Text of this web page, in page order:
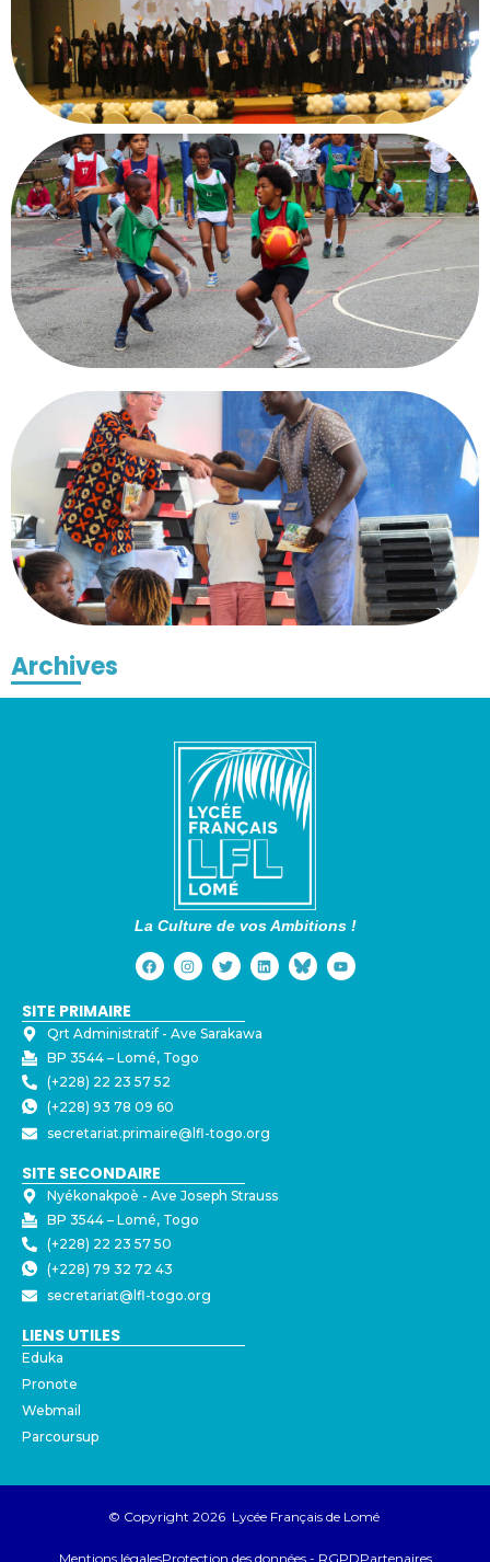
Archives
La Culture de vos Ambitions !
SITE PRIMAIRE
Qrt Administratif - ⁠Ave Sarakawa
BP 3544 – Lomé, Togo
(+228) 22 23 57 52
(+228) 93 78 09 60
secretariat.primaire@lfl-togo.org
SITE SECONDAIRE
Nyékonakpoè - ⁠Ave Joseph Strauss
BP 3544 – Lomé, Togo
(+228) 22 23 57 50
(+228) 79 32 72 43
secretariat@lfl-togo.org
LIENS UTILES
Eduka
Pronote
Webmail
Parcoursup
© Copyright 2026 Lycée Français de Lomé
Mentions légalesProtection des données - RGPDPartenaires